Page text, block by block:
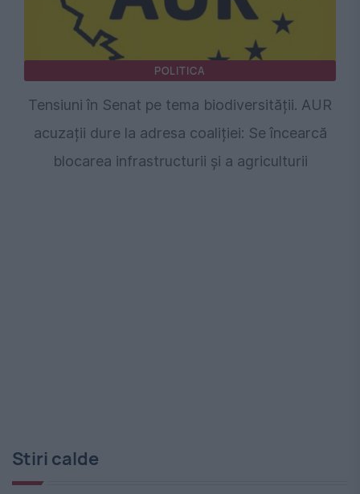
POLITICA
Tensiuni în Senat pe tema biodiversității. AUR
acuzații dure la adresa coaliției: Se încearcă
blocarea infrastructurii și a agriculturii
Stiri calde